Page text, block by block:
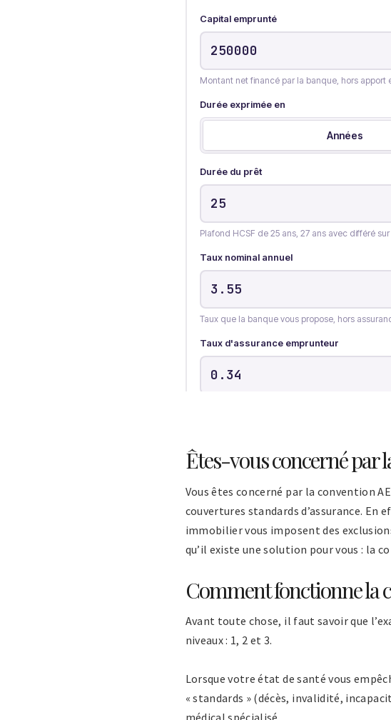
Êtes-vous concerné par
Vous êtes concerné par la convention
couvertures standards d’assurance. En
immobilier vous imposent des
qu’il existe une solution pour vous : la
Comment fonctionne la
Avant toute chose, il faut savoir que
niveaux : 1, 2 et 3.
Lorsque votre état de santé vous
« standards » (décès, invalidité,